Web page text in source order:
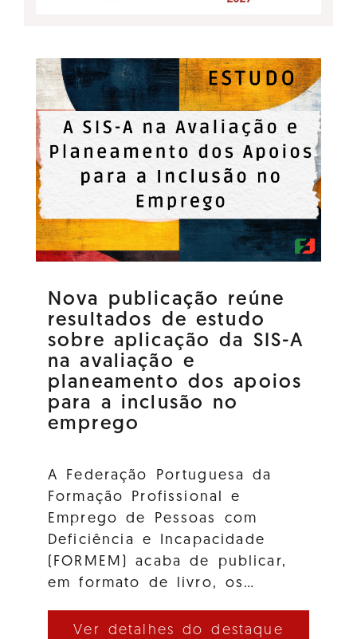
Nova publicação reúne
resultados de estudo
sobre aplicação da SIS-A
na avaliação e
planeamento dos apoios
para a inclusão no
emprego
A Federação Portuguesa da
Formação Profissional e
Emprego de Pessoas com
Deficiência e Incapacidade
(FORMEM) acaba de publicar,
em formato de livro, os…
Ver detalhes do destaque